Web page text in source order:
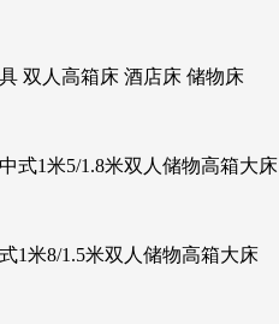
双人高箱床 酒店床 储物床
式1米5/1.8米双人储物高箱大床
1米8/1.5米双人储物高箱大床